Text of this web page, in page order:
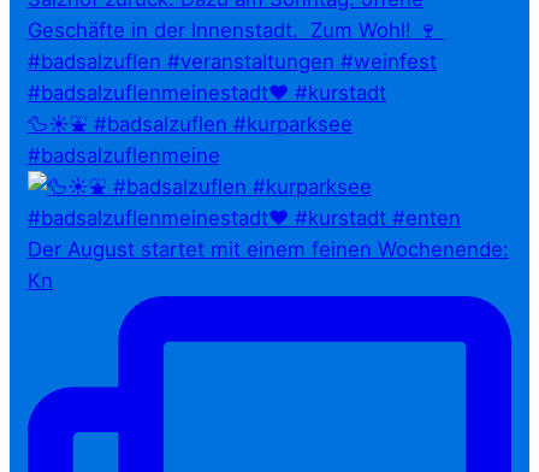
🦆☀️⛲ #badsalzuflen #kurparksee
#badsalzuflenmeine
Der August startet mit einem feinen Wochenende:
Kn